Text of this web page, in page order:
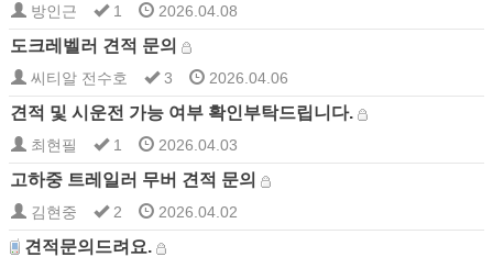
방인근 1 2026.04.08
도크레벨러 견적 문의
씨티알 전수호 3 2026.04.06
견적 및 시운전 가능 여부 확인부탁드립니다.
최현필 1 2026.04.03
고하중 트레일러 무버 견적 문의
김현중 2 2026.04.02
견적문의드려요.